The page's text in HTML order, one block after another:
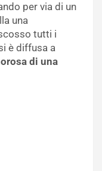
per via di un
una
tutti i
è diffusa a
di una